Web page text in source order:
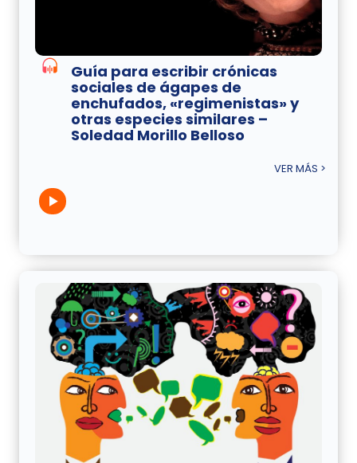
Guía para escribir crónicas
sociales de ágapes de
enchufados, «regimenistas» y
otras especies similares –
Soledad Morillo Belloso
VER MÁS >